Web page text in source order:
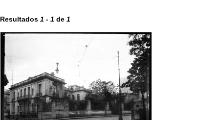
Resultados 1 - 1 de 1